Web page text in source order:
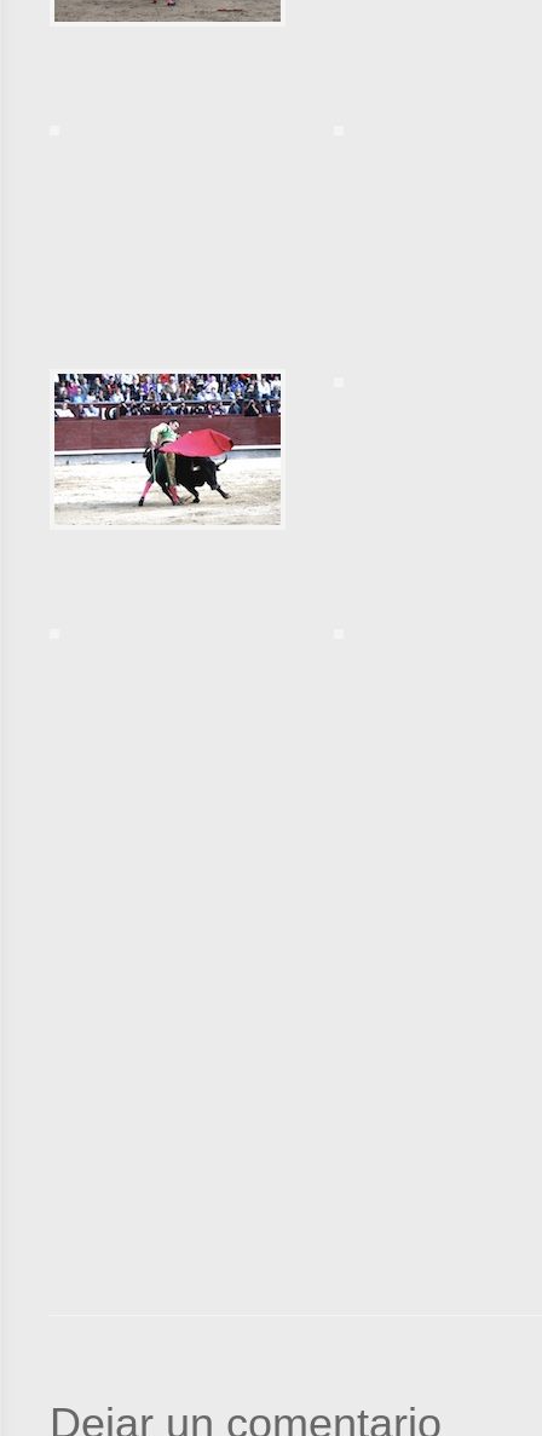
Dejar un comentario